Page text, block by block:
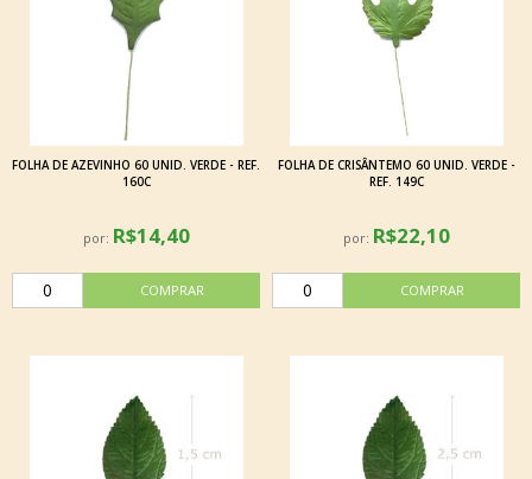
FOLHA DE AZEVINHO 60 UNID. VERDE - REF.
160C
por: R$14,40
FOLHA DE CRISÂNTEMO 60 UNID. VERDE -
REF. 149C
por: R$22,10